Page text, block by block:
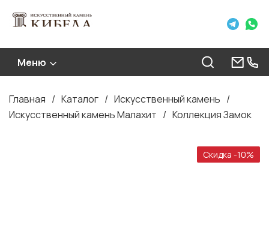
Меню
Строка
навигации
Главная Каталог
Искусственный камень
Искусственный камень Малахит
Коллекция Замок
Скидка -10%